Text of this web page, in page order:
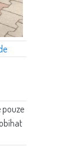
pouze